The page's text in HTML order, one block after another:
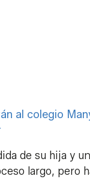
al colegio
de su hija y
largo, pero